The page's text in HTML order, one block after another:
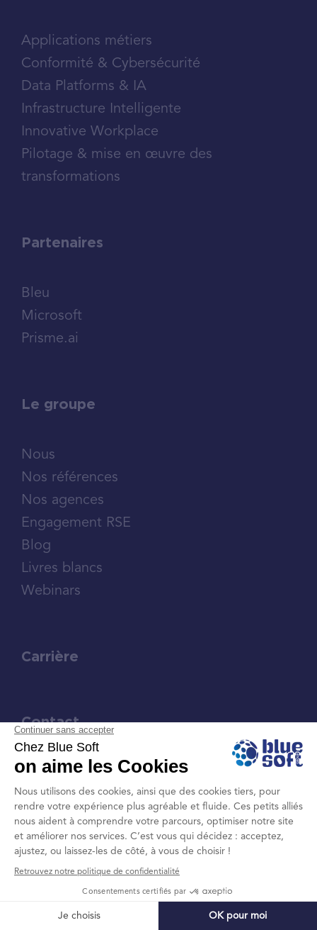
Applications métiers
Conformité & Cybersécurité
Data Platforms & IA
Infrastructure Intelligente
Innovative Workplace
Pilotage & mise en œuvre des
transformations
Partenaires
Bleu
Microsoft
Prisme.ai
Le groupe
Nous
Nos références
Nos agences
Engagement RSE
Blog
Livres blancs
Webinars
Carrière
Contact
Mentions légales et protection des
données